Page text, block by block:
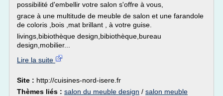
possibilité d'embellir votre salon s'offre à vous,
grace à une multitude de meuble de salon et une farandole
de coloris ,bois ,mat brillant , à votre guise.
livings,bibiothèque design,bibiothèque,bureau
design,mobilier...
Lire la suite
Site : http://cuisines-nord-isere.fr
Thèmes liés : salon du meuble design / salon meuble